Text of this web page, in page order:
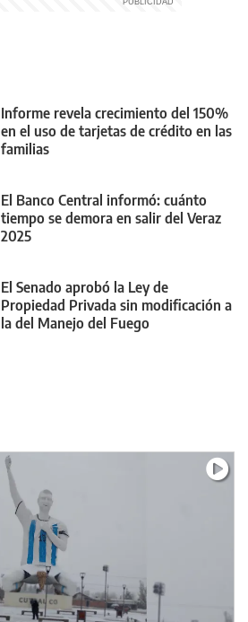
Informe revela crecimiento del 150%
en el uso de tarjetas de crédito en las
familias
El Banco Central informó: cuánto
tiempo se demora en salir del Veraz
2025
El Senado aprobó la Ley de
Propiedad Privada sin modificación a
la del Manejo del Fuego